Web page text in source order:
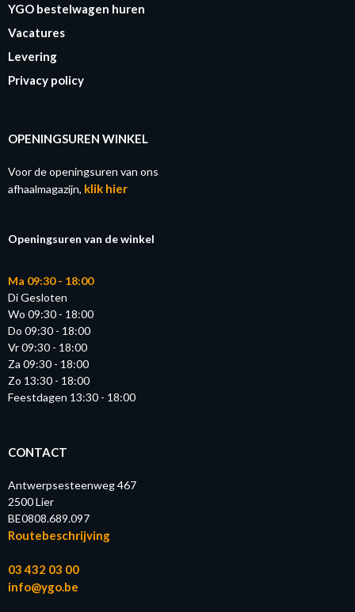
YGO bestelwagen huren
Vacatures
Levering
Privacy policy
OPENINGSUREN WINKEL
Voor de openingsuren van ons
afhaalmagazijn, klik hier
Openingsuren van de winkel
Ma 09:30 - 18:00
Di Gesloten
Wo 09:30 - 18:00
Do 09:30 - 18:00
Vr 09:30 - 18:00
Za 09:30 - 18:00
Zo 13:30 - 18:00
Feestdagen 13:30 - 18:00
CONTACT
Antwerpsesteenweg 467
2500 Lier
BE0808.689.097
Routebeschrijving
03 432 03 00
info@ygo.be